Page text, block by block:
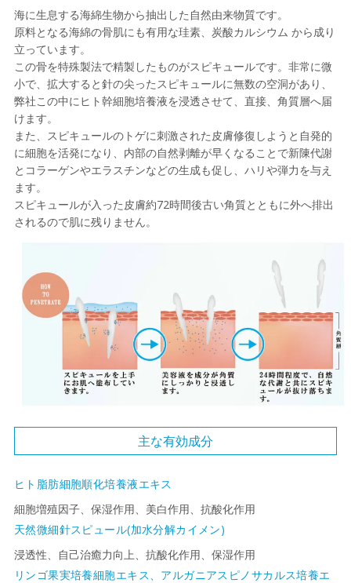
海に生息する海綿生物から抽出した自然由来物質です。
原料となる海綿の骨肌にも有用な珪素、炭酸カルシウム から成り
立っています。
この骨を特殊製法で精製したものがスピキュールです。非常に微
小で、拡大すると針の尖ったスピキュールに無数の空洞があり、
弊社この中にヒト幹細胞培養液を浸透させて、直接、角質層へ届
けます。
また、スピキュールのトゲに刺激された皮膚修復しようと自発的
に細胞を活発になり、内部の自然剥離が早くなることで新陳代謝
とコラーゲンやエラスチンなどの生成も促し、ハリや弾力を与え
ます。
スピキュールが入った皮膚約72時間後古い角質とともに外へ排出
されるので肌に残りません。
主な有効成分
ヒト脂肪細胞順化培養液エキス
細胞増殖因子、保湿作用、美白作用、抗酸化作用
天然微細針スピュール(加水分解カイメン)
浸透性、自己治癒力向上、抗酸化作用、保湿作用
リンゴ果実培養細胞エキス、アルガニアスピノサカルス培養エ